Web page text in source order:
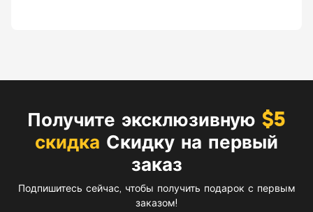
Получите эксклюзивную $5
скидка Скидку на первый
заказ
Подпишитесь сейчас, чтобы получить подарок с первым
заказом!